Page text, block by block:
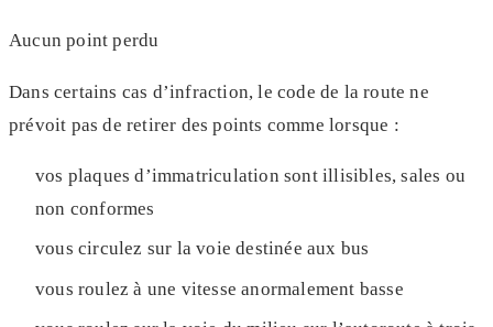
Aucun point perdu
Dans certains cas d’infraction, le code de la route ne
prévoit pas de retirer des points comme lorsque :
vos plaques d’immatriculation sont illisibles, sales ou
non conformes
vous circulez sur la voie destinée aux bus
vous roulez à une vitesse anormalement basse